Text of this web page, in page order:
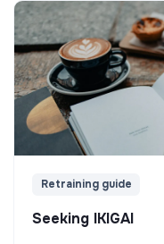
Retraining guide
Seeking IKIGAI